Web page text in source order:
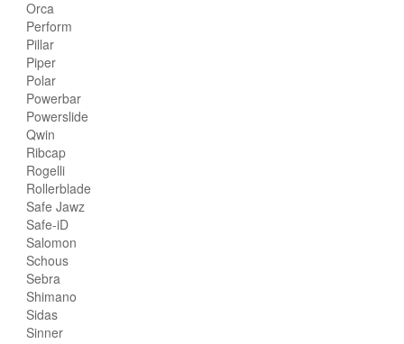
Orca
Perform
Pillar
Piper
Polar
Powerbar
Powerslide
Qwin
Ribcap
Rogelli
Rollerblade
Safe Jawz
Safe-iD
Salomon
Schous
Sebra
Shimano
Sidas
Sinner